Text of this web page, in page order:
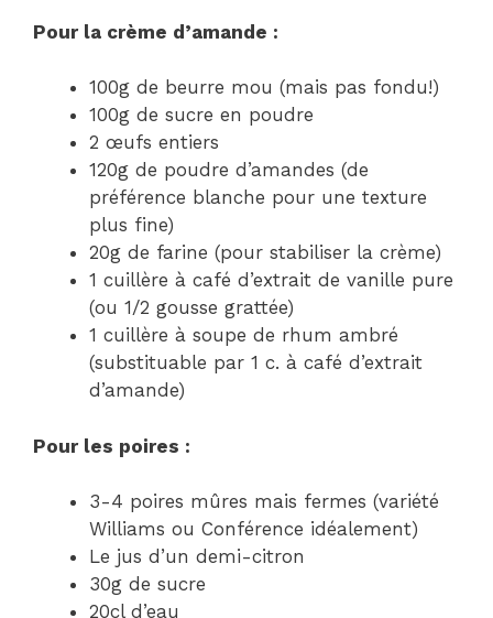
Pour la crème d’amande :
100g de beurre mou (mais pas fondu!)
100g de sucre en poudre
2 œufs entiers
120g de poudre d’amandes (de
préférence blanche pour une texture
plus fine)
20g de farine (pour stabiliser la crème)
1 cuillère à café d’extrait de vanille pure
(ou 1/2 gousse grattée)
1 cuillère à soupe de rhum ambré
(substituable par 1 c. à café d’extrait
d’amande)
Pour les poires :
3-4 poires mûres mais fermes (variété
Williams ou Conférence idéalement)
Le jus d’un demi-citron
30g de sucre
20cl d’eau